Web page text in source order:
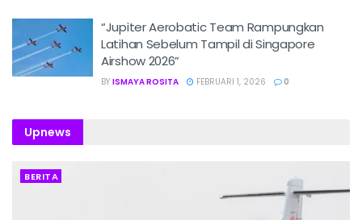
“Jupiter Aerobatic Team Rampungkan
Latihan Sebelum Tampil di Singapore
Airshow 2026”
BY ISMAYA ROSITA FEBRUARI 1, 2026 0
Upnews
BERITA